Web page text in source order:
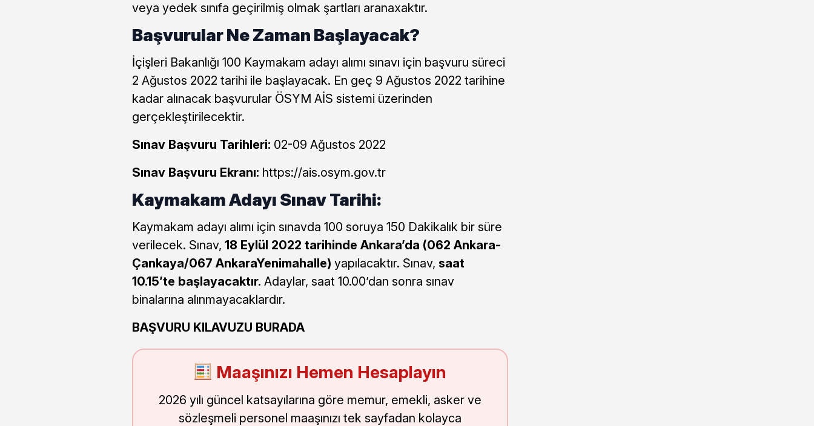
veya yedek sınıfa geçirilmiş olmak şartları aranaxaktır.
Başvurular Ne Zaman Başlayacak?
İçişleri Bakanlığı 100 Kaymakam adayı alımı sınavı için başvuru süreci
2 Ağustos 2022 tarihi ile başlayacak. En geç 9 Ağustos 2022 tarihine
kadar alınacak başvurular ÖSYM AİS sistemi üzerinden
gerçekleştirilecektir.
Sınav Başvuru Tarihleri: 02-09 Ağustos 2022
Sınav Başvuru Ekranı: https://ais.osym.gov.tr
Kaymakam Adayı Sınav Tarihi:
Kaymakam adayı alımı için sınavda 100 soruya 150 Dakikalık bir süre
verilecek. Sınav, 18 Eylül 2022 tarihinde Ankara’da (062 Ankara-
Çankaya/067 AnkaraYenimahalle) yapılacaktır. Sınav, saat
10.15’te başlayacaktır. Adaylar, saat 10.00’dan sonra sınav
binalarına alınmayacaklardır.
BAŞVURU KILAVUZU BURADA
Maaşınızı Hemen Hesaplayın
2026 yılı güncel katsayılarına göre memur, emekli, asker ve
sözleşmeli personel maaşınızı tek sayfadan kolayca